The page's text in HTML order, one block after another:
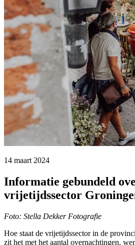
14 maart 2024
Informatie gebundeld
vrijetijdssector
Foto: Stella Dekker Fotografie
Hoe staat de vrijetijdssector in de
zit het met het aantal overnachtingen,